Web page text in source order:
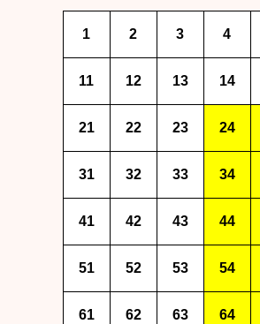
1 2 3 4
11 12 13 14
21 22 23 24
31 32 33 34
41 42 43 44
51 52 53 54
61 62 63 64